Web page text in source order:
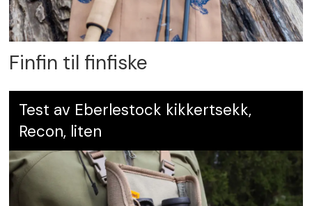
Finfin til finfiske
Test av Eberlestock kikkertsekk,
Recon, liten